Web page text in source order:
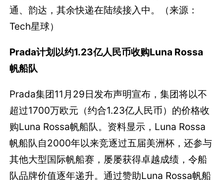
通、韵达，其余快递在陆续接入中。（来源：
Tech星球）
Prada计划以约1.23亿人民币收购Luna Rossa
帆船队
Prada集团11月29日发布声明宣布，集团将以不
超过1700万欧元（约合1.23亿人民币）的价格收
购Luna Rossa帆船队。资料显示，Luna Rossa
帆船队自2000年以来竞逐过五届美洲杯，还参与
其他大型国际帆船赛，屡屡获得卓越成绩，令船
队品牌价值逐年递升。通过赞助Luna Rossa帆船